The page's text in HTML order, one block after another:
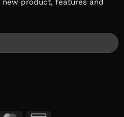
product, features and